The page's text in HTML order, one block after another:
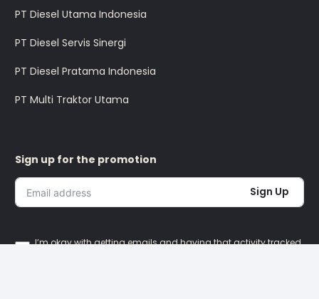
PT Diesel Utama Indonesia
PT Diesel Servis Sinergi
PT Diesel Pratama Indonesia
PT Multi Traktor Utama
Sign up for the promotion
Sign Up
I’m okay with getting emails and having that activity tracked